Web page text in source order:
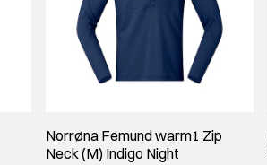
Norrøna Femund warm1 Zip
Neck (M) Indigo Night